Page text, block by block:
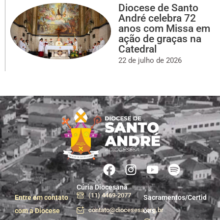
Diocese de Santo
André celebra 72
anos com Missa em
ação de graças na
Catedral
22 de julho de 2026
Entre em contato
com a Diocese
Cúria Diocesana
(11) 4469-2077
contato@diocesesa.org.br
Sacramentos/Certid
ões